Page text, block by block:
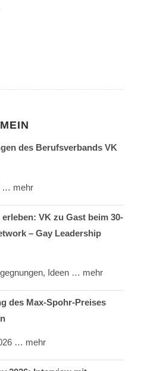
des Berufsverbands VK
… mehr
VK zu Gast beim 30-
– Gay Leadership
Ideen … mehr
des Max-Spohr-Preises
… mehr